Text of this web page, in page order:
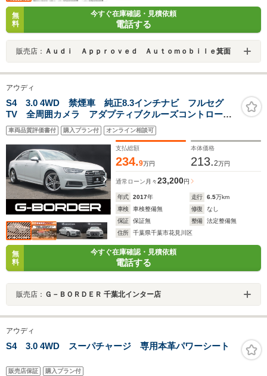
無
料
今すぐ在庫確認・見積依頼
電話する
販売店： Ａｕｄｉ Ａｐｐｒｏｖｅｄ Ａｕｔｏｍｏｂｉｌｅ箕面
アウディ
S4 3.0 4WD 禁煙車 純正8.3インチナビ フルセグ
TV 全周囲カメラ アダプティブクルーズコントロー
ル 衝突軽減ブレーキ シートヒーター 純正18インチ
アルミホイール ヘッドライトウォッシャー ハーフレ
ザーシート
車両品質評価書付 購入プラン付 オンライン相談可
支払総額
234.9万円
本体価格
213.2万円
通常ローン 月々23,200円
年式 2017年 走行 6.5万km
車検
車検整備無 修復
なし
保証
保証無 整備
法定整備無
住所
千葉県千葉市花見川区
無
料
今すぐ在庫確認・見積依頼
電話する
販売店： Ｇ－ＢＯＲＤＥＲ 千葉北インター店
アウディ
S4 3.0 4WD スーパチャージ 専用本革パワーシート
販売店保証 購入プラン付